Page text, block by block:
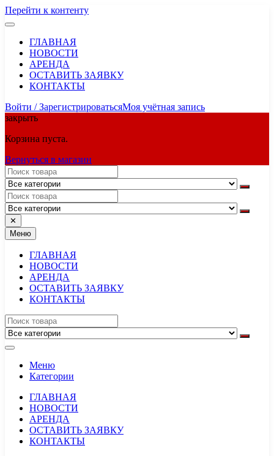
Перейти к контенту
ГЛАВНАЯ
НОВОСТИ
АРЕНДА
ОСТАВИТЬ ЗАЯВКУ
КОНТАКТЫ
Войти / ЗарегистрироватьсяМоя учётная запись
закрыть
Корзина пуста.
Вернуться в магазин
✕
Меню
ГЛАВНАЯ
НОВОСТИ
АРЕНДА
ОСТАВИТЬ ЗАЯВКУ
КОНТАКТЫ
Меню
Категории
ГЛАВНАЯ
НОВОСТИ
АРЕНДА
ОСТАВИТЬ ЗАЯВКУ
КОНТАКТЫ